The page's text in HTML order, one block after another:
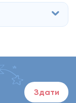
Здати